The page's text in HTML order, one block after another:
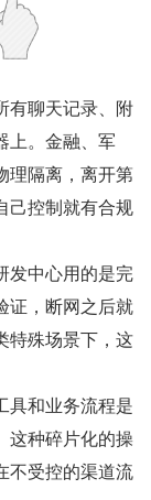
有聊天记录、附
上。金融、军
理隔离，离开第
己控制就有合规
发中心用的是完
证，断网之后就
特殊场景下，这
具和业务流程是
这种碎片化的操
不受控的渠道流